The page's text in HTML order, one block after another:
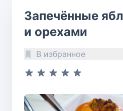
Запечённые
и орехами
В избранное